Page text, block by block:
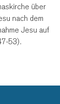
über
nach dem
Jesu auf
53).